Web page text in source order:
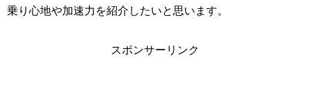
乗り心地や加速力を紹介したいと思います。
スポンサーリンク